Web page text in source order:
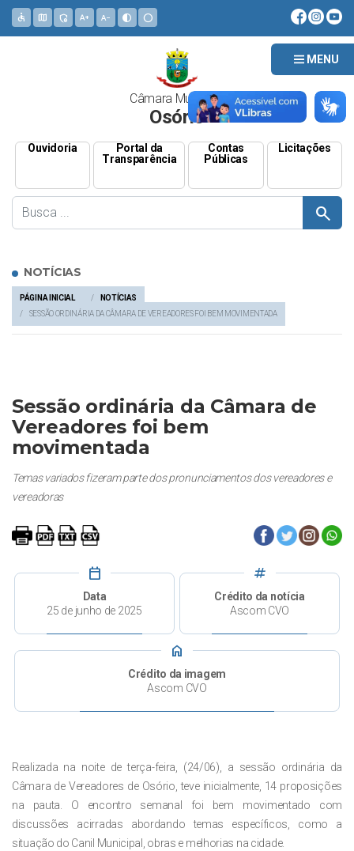
MENU
accessible map admin_panel_settings text_increase text_decrease contrast circle
Câmara Municipal
Osório
Ouvidoria
Portal da
Transparência
Contas
Públicas
Licitações
search
NOTÍCIAS
PÁGINA INICIAL
NOTÍCIAS
SESSÃO ORDINÁRIA DA CÂMARA DE VEREADORES FOI BEM MOVIMENTADA
Sessão ordinária da Câmara de
Vereadores foi bem
movimentada
Temas variados fizeram parte dos pronunciamentos dos vereadores e
vereadoras
calendar_today
Data
25 de junho de 2025
tag
Crédito da notícia
Ascom CVO
home
Crédito da imagem
Ascom CVO
Realizada na noite de terça-feira, (24/06), a sessão ordinária da
Câmara de Vereadores de Osório, teve inicialmente, 14 proposições
na pauta. O encontro semanal foi bem movimentado com
discussões acirradas abordando temas específicos, como a
situação do Canil Municipal, obras e melhorias na cidade.